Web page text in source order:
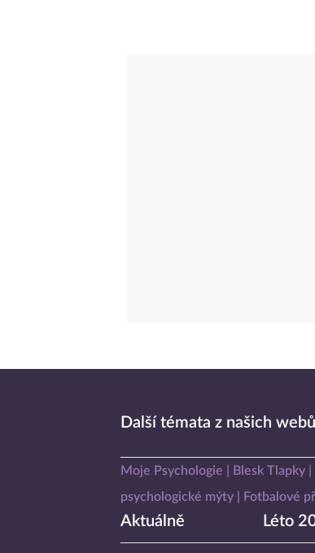
Další témata z našich webů
Moje Psychologie Blesk Tlapky
psychologické mýty
Fotbalové
Aktuálně Léto